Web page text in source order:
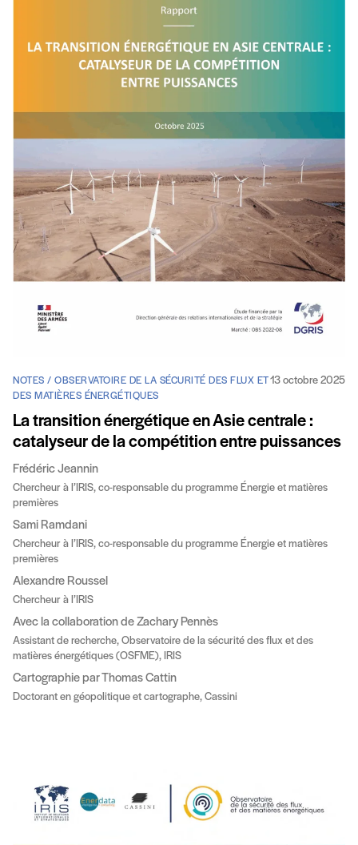
NOTES / OBSERVATOIRE DE LA SÉCURITÉ DES FLUX ET
DES MATIÈRES ÉNERGÉTIQUES
13 octobre 2025
La transition énergétique en Asie centrale :
catalyseur de la compétition entre puissances
Frédéric Jeannin
Chercheur à l’IRIS, co-responsable du programme Énergie et matières
premières
Sami Ramdani
Chercheur à l’IRIS, co-responsable du programme Énergie et matières
premières
Alexandre Roussel
Chercheur à l’IRIS
Avec la collaboration de Zachary Pennès
Assistant de recherche, Observatoire de la sécurité des flux et des
matières énergétiques (OSFME), IRIS
Cartographie par Thomas Cattin
Doctorant en géopolitique et cartographe, Cassini